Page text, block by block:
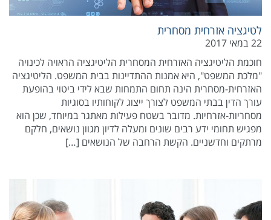
לטיגציה אזרחית מסחרית
22 במאי 2017
חוכמת הליטיגציה האזרחית המסחרית הליטיגציה הראויה לכינויה
"מלכת המשפט", היא אמנות ההתדיינות בבית המשפט. הליטיגציה
האזרחית-מסחרית הינה תחום התמחות שבא לידי ביטוי בהופעת
עורך הדין בבתי המשפט לצורך ייצוג לקוחותיו בסוגיות
מסחריות-אזרחיות. מדובר בשטח פעילות מאתגר במיוחד, שכן הוא
מפגיש תחומי ידע רבים שונים ומעלה לדיון מגוון נושאים, חלקם
מרתקים וחדשניים. הקשת הרחבה של הנושאים […]